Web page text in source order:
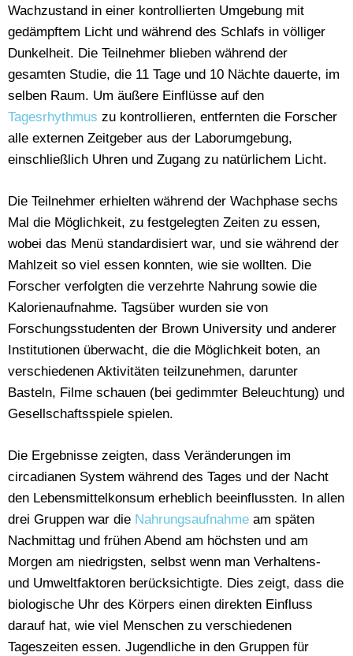
Wachzustand in einer kontrollierten Umgebung mit
gedämpftem Licht und während des Schlafs in völliger
Dunkelheit. Die Teilnehmer blieben während der
gesamten Studie, die 11 Tage und 10 Nächte dauerte, im
selben Raum. Um äußere Einflüsse auf den
Tagesrhythmus zu kontrollieren, entfernten die Forscher
alle externen Zeitgeber aus der Laborumgebung,
einschließlich Uhren und Zugang zu natürlichem Licht.
Die Teilnehmer erhielten während der Wachphase sechs
Mal die Möglichkeit, zu festgelegten Zeiten zu essen,
wobei das Menü standardisiert war, und sie während der
Mahlzeit so viel essen konnten, wie sie wollten. Die
Forscher verfolgten die verzehrte Nahrung sowie die
Kalorienaufnahme. Tagsüber wurden sie von
Forschungsstudenten der Brown University und anderer
Institutionen überwacht, die die Möglichkeit boten, an
verschiedenen Aktivitäten teilzunehmen, darunter
Basteln, Filme schauen (bei gedimmter Beleuchtung) und
Gesellschaftsspiele spielen.
Die Ergebnisse zeigten, dass Veränderungen im
circadianen System während des Tages und der Nacht
den Lebensmittelkonsum erheblich beeinflussten. In allen
drei Gruppen war die Nahrungsaufnahme am späten
Nachmittag und frühen Abend am höchsten und am
Morgen am niedrigsten, selbst wenn man Verhaltens-
und Umweltfaktoren berücksichtigte. Dies zeigt, dass die
biologische Uhr des Körpers einen direkten Einfluss
darauf hat, wie viel Menschen zu verschiedenen
Tageszeiten essen. Jugendliche in den Gruppen für